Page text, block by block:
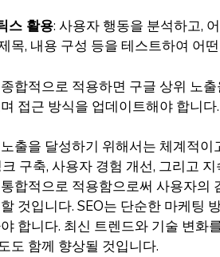
스 활용: 사용자 행동을 분석하고,
목, 내용 구성 등을 테스트하여 어
합적으로 적용하면 구글 상위 노
접근 방식을 업데이트해야 합니다.
출을 달성하기 위해서는 체계적
크 구축, 사용자 경험 개선, 그리고
합적으로 적용함으로써 사용자의
것입니다. SEO는 단순한 마케팅
합니다. 최신 트렌드와 기술 변화
도 함께 향상될 것입니다.